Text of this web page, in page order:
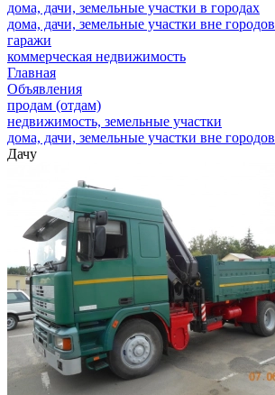
дома, дачи, земельные участки в городах
дома, дачи, земельные участки вне городов
гаражи
коммерческая недвижимость
Главная
Объявления
продам (отдам)
недвижимость, земельные участки
дома, дачи, земельные участки вне городов
Дачу